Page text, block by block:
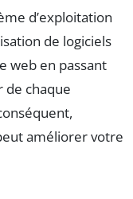
d’exploitation
de logiciels
web en passant
de chaque
améliorer votre